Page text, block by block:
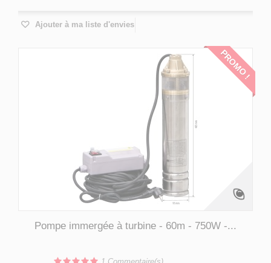
Ajouter à ma liste d'envies
PROMO !
Pompe immergée à turbine - 60m - 750W -...